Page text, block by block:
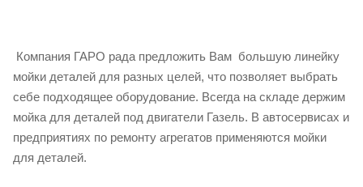
Компания ГАРО рада предложить Вам большую линейку
мойки деталей для разных целей, что позволяет выбрать
себе подходящее оборудование. Всегда на складе держим
мойка для деталей под двигатели Газель. В автосервисах и
предприятиях по ремонту агрегатов применяются мойки
для деталей.